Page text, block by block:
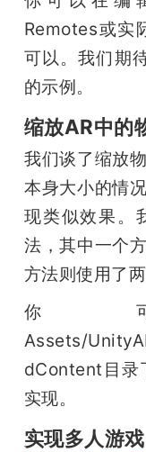
Remotes或实
可以。我们期
的示例。
缩放AR中的
我们谈了缩放
本身大小的情
现类似效果。
法，其中一个
方法则使用了两
你
Assets/
dContent目录
实现。
实现多人游戏